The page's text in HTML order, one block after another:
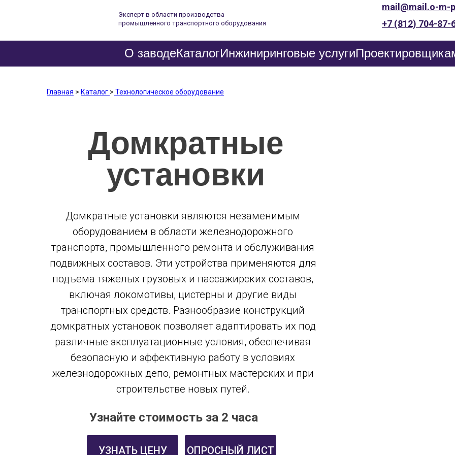
+7 (812) 704-87-
mail@mail.o-m-
Эксперт в области производства
промышленного транспортного оборудования
О заводеКаталогИнжиниринговые услуги
Главная > Каталог > Технологическое оборудование
Домкратные
установки
Узнайте стоимость за 2 часа
УЗНАТЬ ЦЕНУ ОПРОСНЫЙ ЛИСТ
Домкратные установки являются незаменимым
оборудованием в области железнодорожного
транспорта, промышленного ремонта и обслуживания
подвижных составов. Эти устройства применяются для
подъема тяжелых грузовых и пассажирских составов,
включая локомотивы, цистерны и другие виды
транспортных средств. Разнообразие конструкций
домкратных установок позволяет адаптировать их под
различные эксплуатационные условия, обеспечивая
безопасную и эффективную работу в условиях
железнодорожных депо, ремонтных мастерских и при
строительстве новых путей.